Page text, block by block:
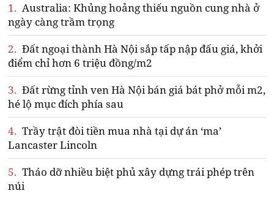
1. Australia: Khủng hoảng thiếu nguồn cung nhà ở
ngày càng trầm trọng
2. Đất ngoại thành Hà Nội sắp tấp nập đấu giá, khởi
điểm chỉ hơn 6 triệu đồng/m2
3. Đất rừng tỉnh ven Hà Nội bán giá bát phở mỗi m2,
hé lộ mục đích phía sau
4. Trầy trật đòi tiền mua nhà tại dự án ‘ma’
Lancaster Lincoln
5. Tháo dỡ nhiều biệt phủ xây dựng trái phép trên
núi